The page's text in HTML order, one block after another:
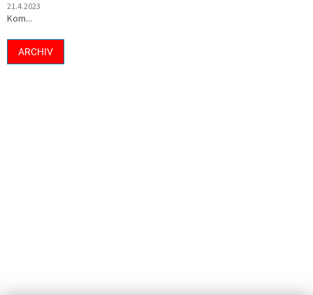
21.4.2023
Kom...
ARCHIV